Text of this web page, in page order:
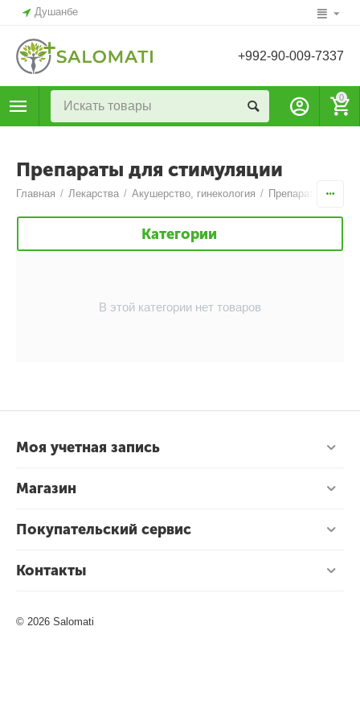
Душанбе
+992-90-009-7337
0
Препараты для стимуляции
Главная / Лекарства / Акушерство, гинекология / Препараты для
Категории
В этой категории нет товаров
Моя учетная запись
Магазин
Покупательский сервис
Контакты
© 2026 Salomati